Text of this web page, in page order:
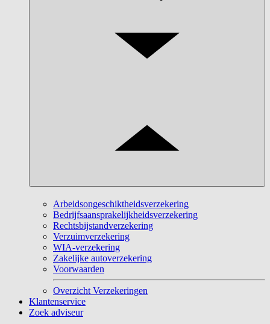
Arbeidsongeschiktheidsverzekering
Bedrijfsaansprakelijkheidsverzekering
Rechtsbijstandverzekering
Verzuimverzekering
WIA-verzekering
Zakelijke autoverzekering
Voorwaarden
Overzicht Verzekeringen
Klantenservice
Zoek adviseur